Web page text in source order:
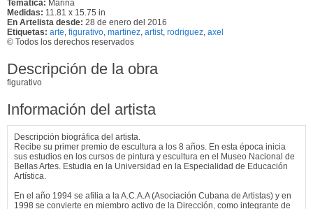
Temática: Marina
Medidas: 11.81 x 15.75 in
En Artelista desde: 28 de enero del 2016
Etiquetas: arte, figurativo, martinez, artist, rodriguez, axel
© Todos los derechos reservados
Descripción de la obra
figurativo
Información del artista
Descripción biográfica del artista.
Recibe su primer premio de escultura a los 8 años. En esta época inicia
sus estudios en los cursos de pintura y escultura en el Museo Nacional de
Bellas Artes. Estudia en la Universidad en la Especialidad de Educación
Artística.
En el año 1994 se afilia a la A.C.A.A (Asociación Cubana de Artistas) y en
1998 se convierte en miembro activo de la Dirección, como integrante de